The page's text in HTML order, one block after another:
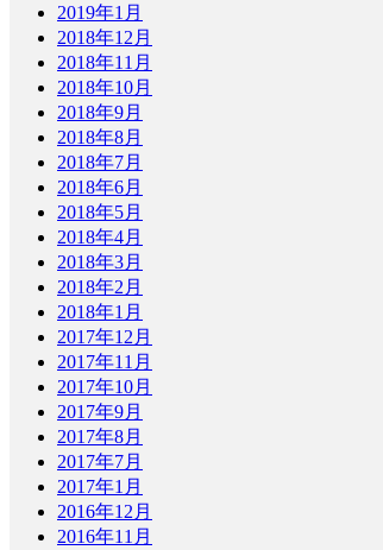
2019年1月
2018年12月
2018年11月
2018年10月
2018年9月
2018年8月
2018年7月
2018年6月
2018年5月
2018年4月
2018年3月
2018年2月
2018年1月
2017年12月
2017年11月
2017年10月
2017年9月
2017年8月
2017年7月
2017年1月
2016年12月
2016年11月